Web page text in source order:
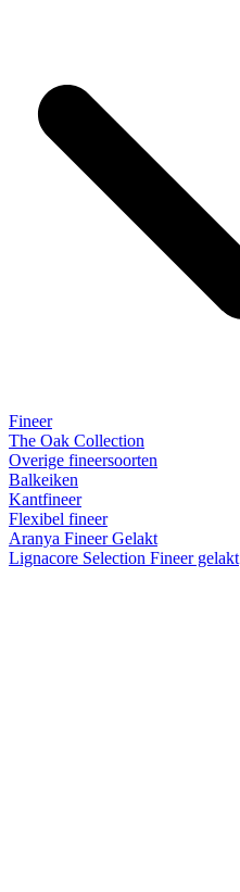
Fineer
The Oak Collection
Overige fineersoorten
Balkeiken
Kantfineer
Flexibel fineer
Aranya Fineer Gelakt
Lignacore Selection Fineer gelakt